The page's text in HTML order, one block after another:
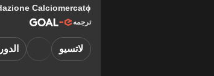
Calciomercato
ترجمه
لاتسيو